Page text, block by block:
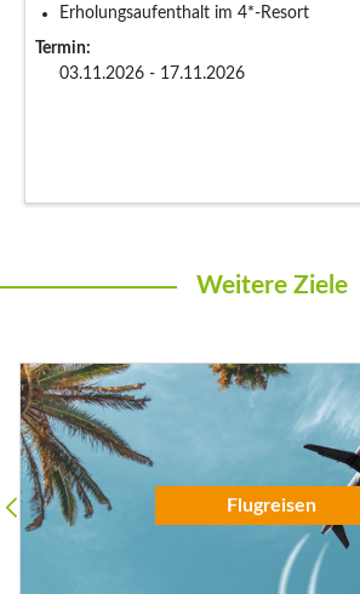
Erholungsaufenthalt im 4*-Resort
Termin:
03.11.2026 - 17.11.2026
Weitere Ziele
Flugreisen